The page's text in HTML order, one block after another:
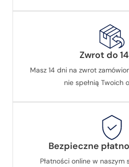
Zwrot do
Masz 14 dni na zwrot
nie spełnią Twoich
Bezpieczne
Płatności online w naszym